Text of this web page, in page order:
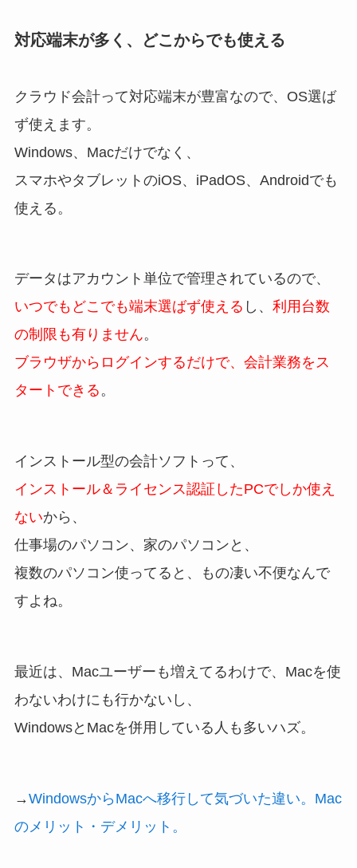
対応端末が多く、どこからでも使える
クラウド会計って対応端末が豊富なので、OS選ば
ず使えます。
Windows、Macだけでなく、
スマホやタブレットのiOS、iPadOS、Androidでも
使える。
データはアカウント単位で管理されているので、
いつでもどこでも端末選ばず使える し、 利用台数
の制限も有りません。
ブラウザからログインするだけで、会計業務をス
タートできる。
インストール型の会計ソフトって、
インストール＆ライセンス認証したPCでしか使え
ないから、
仕事場のパソコン、家のパソコンと、
複数のパソコン使ってると、もの凄い不便なんで
すよね。
最近は、Macユーザーも増えてるわけで、Macを使
わないわけにも行かないし、
WindowsとMacを併用している人も多いハズ。
→WindowsからMacへ移行して気づいた違い。Mac
のメリット・デメリット。